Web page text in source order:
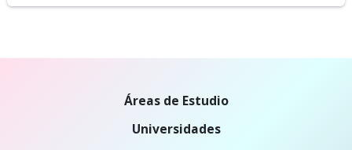
Áreas de Estudio
Universidades